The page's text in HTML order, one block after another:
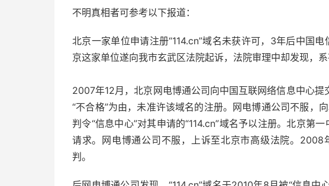
不明真相者可参考以下报道：
北京一家单位申请注册“114.cn”域名未获许可，3年后中国
京这家单位遂向我市玄武区法院起诉，法院审理中却发现，
2007年12月，北京网电博通公司向中国互联网络信息中心提
“不合格”为由，未准许该域名的注册。网电博通公司不服，
判令“信息中心”对其申请的“114.cn”域名予以注册。北京第
请求。网电博通公司不服，上诉至北京市高级法院。
判。